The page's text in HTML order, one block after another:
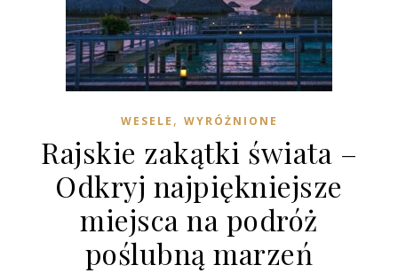
WESELE , WYRÓŻNIONE
Rajskie zakątki świata –
Odkryj najpiękniejsze
miejsca na podróż
poślubną marzeń